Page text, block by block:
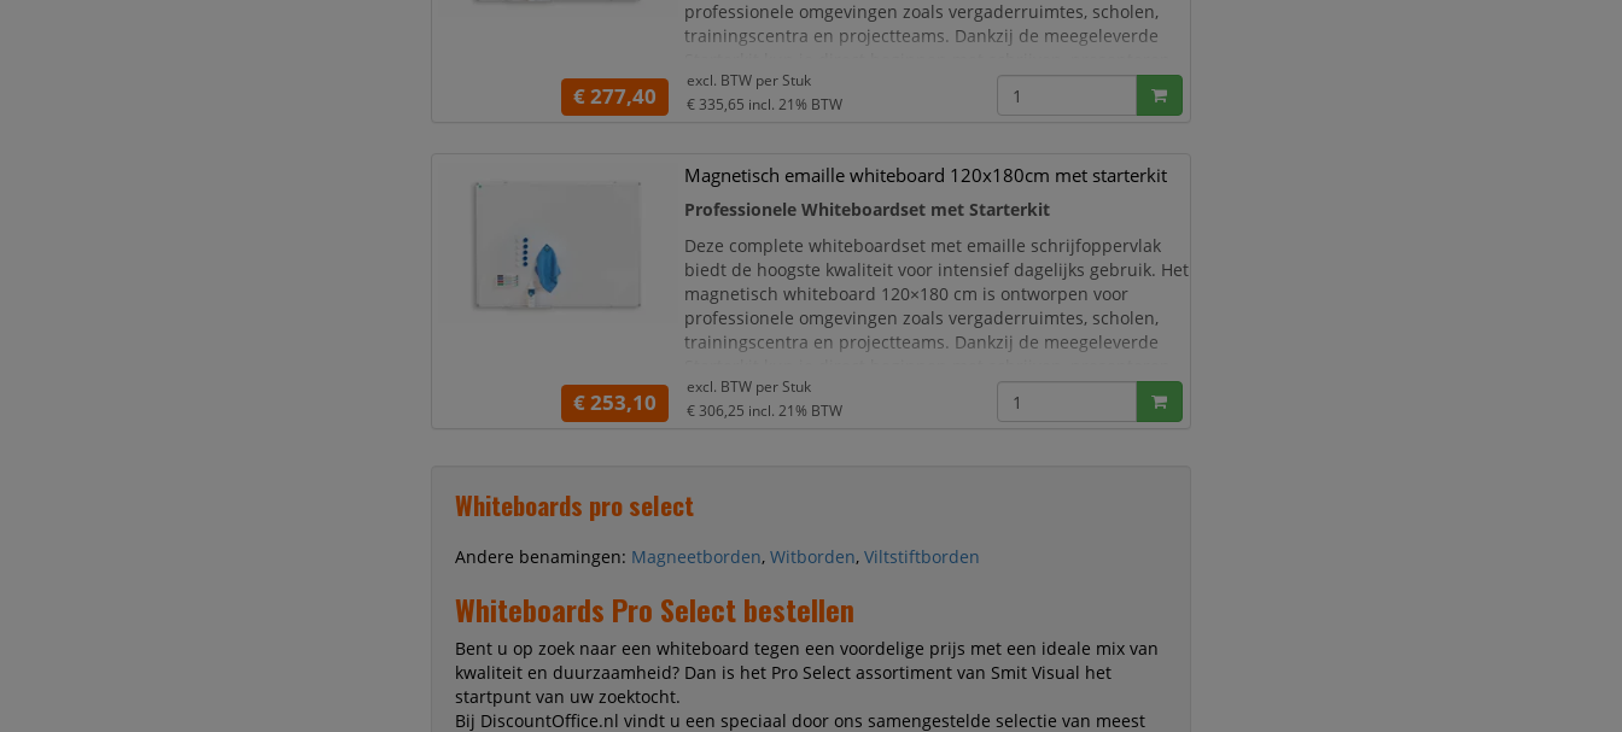
professionele omgevingen zoals vergaderruimtes, scholen,
trainingscentra en projectteams. Dankzij de meegeleverde
en plannen, ideaal wanneer je in één aankoop volledig ui
€ 277,40
excl. BTW per Stuk
€ 335,65 incl. 21% BTW
Magnetisch emaille whiteboard 120x180cm met starterkit
Professionele Whiteboardset met Starterkit
Deze complete whiteboardset met emaille schrijfoppervlak
biedt de hoogste kwaliteit voor intensief dagelijks gebruik. Het
magnetisch whiteboard 120×180 cm is ontworpen voor
professionele omgevingen zoals vergaderruimtes, scholen,
trainingscentra en projectteams. Dankzij de meegeleverde
en plannen, ideaal wanneer je in één aankoop volledig ui
€ 253,10
excl. BTW per Stuk
€ 306,25 incl. 21% BTW
Whiteboards pro select
Andere benamingen: Magneetborden, Witborden, Viltstiftborden
Whiteboards Pro Select bestellen
Bent u op zoek naar een whiteboard tegen een voordelige prijs met een ideale mix van
kwaliteit en duurzaamheid? Dan is het Pro Select assortiment van Smit Visual het
startpunt van uw zoektocht.
Bij DiscountOffice.nl vindt u een speciaal door ons samengestelde selectie van meest